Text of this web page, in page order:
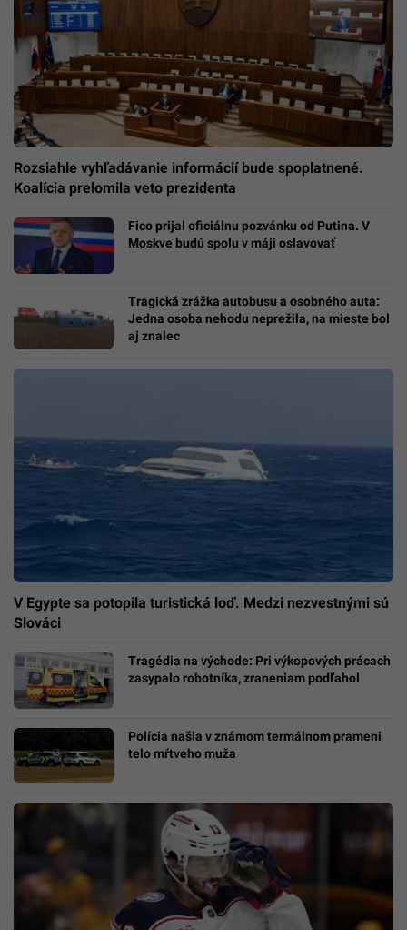
Rozsiahle vyhľadávanie informácií bude spoplatnené.
Koalícia prelomila veto prezidenta
Fico prijal oficiálnu pozvánku od Putina. V
Moskve budú spolu v máji oslavovať
Tragická zrážka autobusu a osobného auta:
Jedna osoba nehodu neprežila, na mieste bol
aj znalec
V Egypte sa potopila turistická loď. Medzi nezvestnými sú
Slováci
Tragédia na východe: Pri výkopových prácach
zasypalo robotníka, zraneniam podľahol
Polícia našla v známom termálnom prameni
telo mŕtveho muža